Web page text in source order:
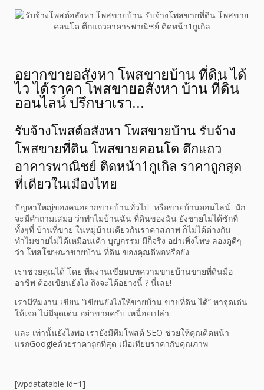
อยากขายอสังหา โพสขายบ้าน ที่ดิน ได้
ไว ได้ราคา โพสขายอสังหา บ้าน ที่ดิน
ออนไลน์ ปรึกษาเรา...
รับจ้างโพสต์อสังหา โพสขายบ้าน รับจ้าง
โพสขายที่ดิน โพสขายคอนโด ตึกแถว
อาคารพาณิชย์ ติดหน้า1กูเกิล ราคาถูกสุด
ที่เดียวในเมืองไทย
ปัญหาใหญ่ของคนอยากขายบ้านทั่วไป หรือขายบ้านออนไลน์ มัก
จะมีคำถามเสมอ ว่าทำไมบ้านฉัน ที่ดินของฉัน ยังขายไม่ได้ซักที
ทั้งๆที่ บ้านที่ขาย ในหมู่บ้านเดียวกันราคาสภาพ ก็ไม่ได้ต่างกัน
ทำไมขายไม่ได้เหมือนเค้า บุญกรรม มีก็จริง อย่าเพิ่งโทษ ลองดูดีๆ
ว่า โพสโฆษณาขายบ้าน ที่ดิน ของคุณดีพอหรือยัง
เราช่วยคุณได้ โดย ทีมง่านเขียนบทความขายบ้านขายที่ดินมือ
อาชีพ ต้องเขียนยังไง ถึงจะได้อย่างนี้ ? นี่เลย!
เรามีทีมงาน เขียน “เขียนยังไงให้ขายบ้าน ขายที่ดิน ได้” หาจุดเด่น
ให้เจอ ไม่มีจุดเด่น อย่าขายครับ เหนื่อยเปล่า
และ เท่านั้นยังไงพอ เรายังมีทีมโพสต์ SEO ช่วยให้คุณติดหน้า
แรกGoogleด้วยราคาถูกที่สุด เมื่อเทียบราคากับคุณภาพ
[wpdatatable id=1]